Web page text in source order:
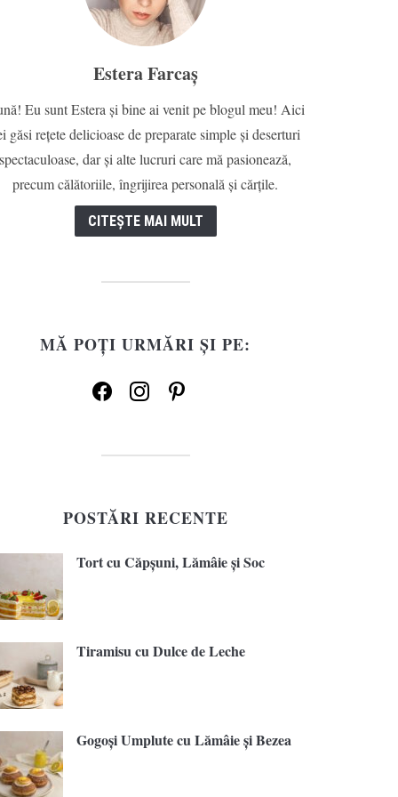
Estera Farcaș
Eu sunt Estera și bine ai venit pe blogul meu! Aici
găsi rețete delicioase de preparate simple și deserturi
spectaculoase, dar și alte lucruri care mă pasionează,
precum călătoriile, îngrijirea personală și cărțile.
CITEȘTE MAI MULT
MĂ POȚI URMĂRI ȘI PE:
facebookinstagrampinterest
POSTĂRI RECENTE
Tort cu Căpșuni, Lămâie și Soc
Tiramisu cu Dulce de Leche
Gogoși Umplute cu Lămâie și Bezea